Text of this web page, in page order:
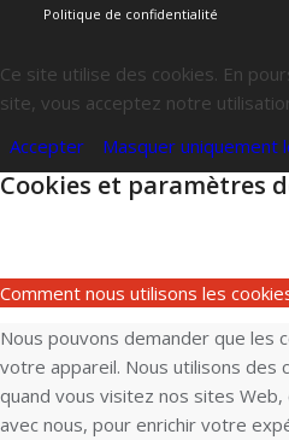
Politique de confidentialité
Ce site utilise des cookies. En
site, vous acceptez notre
Accepter
Masquer uniquement
Cookies et paramètres
Comment nous utilisons les
Nous pouvons demander que les
votre appareil. Nous utilisons des
quand vous visitez nos sites
avec nous, pour enrichir votre